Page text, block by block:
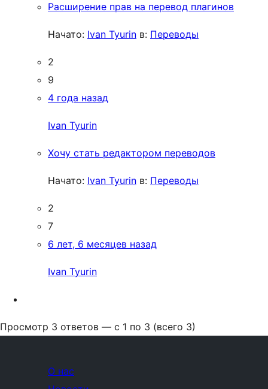
Расширение прав на перевод плагинов
Начато: Ivan Tyurin в: Переводы
2
9
4 года назад
Ivan Tyurin
Хочу стать редактором переводов
Начато: Ivan Tyurin в: Переводы
2
7
6 лет, 6 месяцев назад
Ivan Tyurin
Просмотр 3 ответов — с 1 по 3 (всего 3)
О нас